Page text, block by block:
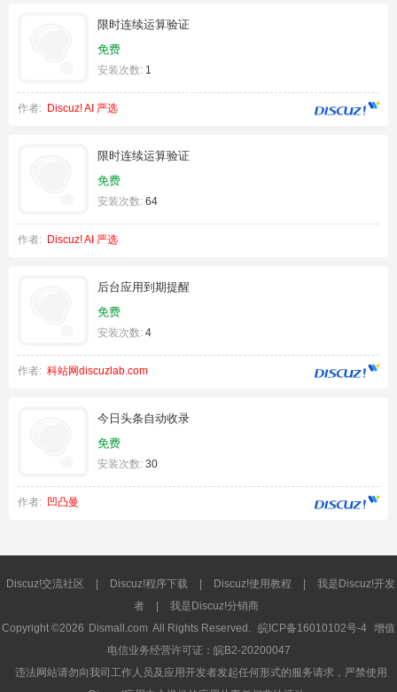
限时连续运算验证
免费
安装次数: 1
作者: Discuz! AI 严选
限时连续运算验证
免费
安装次数: 64
作者: Discuz! AI 严选
后台应用到期提醒
免费
安装次数: 4
作者: 科站网discuzlab.com
今日头条自动收录
免费
安装次数: 30
作者: 凹凸曼
Discuz!交流社区 Discuz!程序下载 Discuz!使用教程
我是Discuz!开发
者
我是Discuz!分销商
Copyright ©2026 Dismall.com All Rights Reserved. 皖ICP备16010102号-4 增值
电信业务经营许可证：皖B2-20200047
违法网站请勿向我司工作人员及应用开发者发起任何形式的服务请求，严禁使用